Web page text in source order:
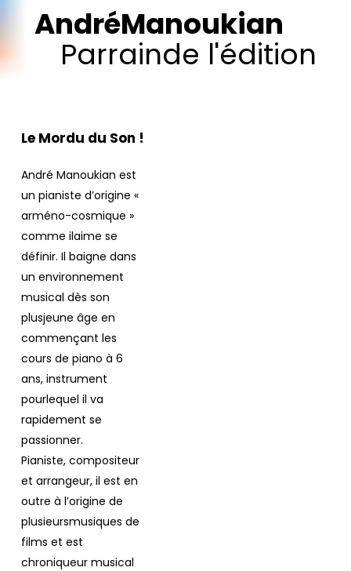
AndréManoukian
Parrainde l'édition
Le Mordu du Son !
André Manoukian est
un pianiste d’origine «
arméno-cosmique »
comme ilaime se
définir. Il baigne dans
un environnement
musical dès son
plusjeune âge en
commençant les
cours de piano à 6
ans, instrument
pourlequel il va
rapidement se
passionner.
Pianiste, compositeur
et arrangeur, il est en
outre à l’origine de
plusieursmusiques de
films et est
chroniqueur musical